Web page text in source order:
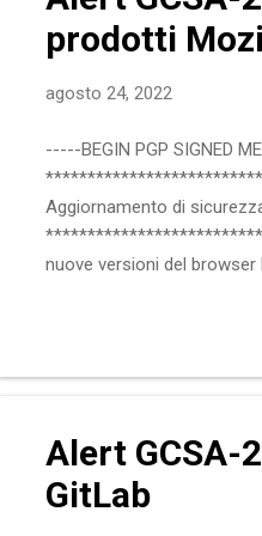
prodotti
agosto 24, 2022
-----BEGIN PGP SIGNED
Aggiornamento di
nuove versioni del browser
remota di codice arbitrario
Alert GCSA-
GitLab